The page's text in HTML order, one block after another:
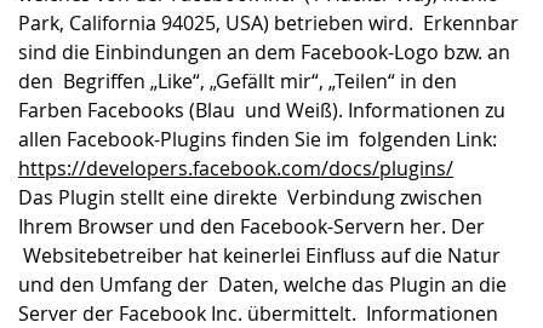
Park, California 94025, USA) betrieben wird. Erkennbar
sind die Einbindungen an dem Facebook-Logo bzw. an
den Begriffen „Like“, „Gefällt mir“, „Teilen“ in den
Farben Facebooks (Blau und Weiß). Informationen zu
allen Facebook-Plugins finden Sie im folgenden Link:
https://developers.facebook.com/docs/plugins/
Das Plugin stellt eine direkte Verbindung zwischen
Ihrem Browser und den Facebook-Servern her. Der
Websitebetreiber hat keinerlei Einfluss auf die Natur
und den Umfang der Daten, welche das Plugin an die
Server der Facebook Inc. übermittelt. Informationen